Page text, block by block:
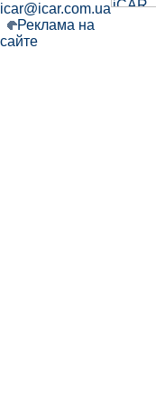
icar@icar.com.ua
Реклама на
сайте